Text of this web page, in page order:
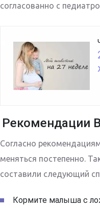
согласованно с
Рекомендации
Согласно
меняться постепенно.
составили следующий
Кормите малыша с